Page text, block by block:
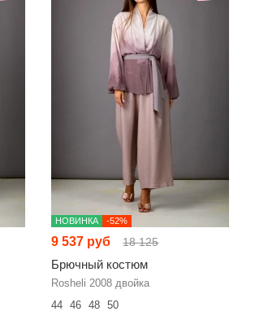
НОВИНКА -52%
9 537 руб 18 125
Брючный костюм
Rosheli 2008 двойка
44
46 48 50